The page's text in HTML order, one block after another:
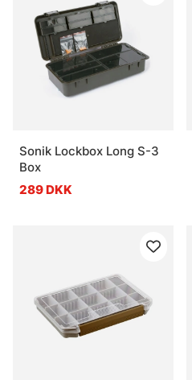
Sonik Lockbox Long S-3
Box
289 DKK